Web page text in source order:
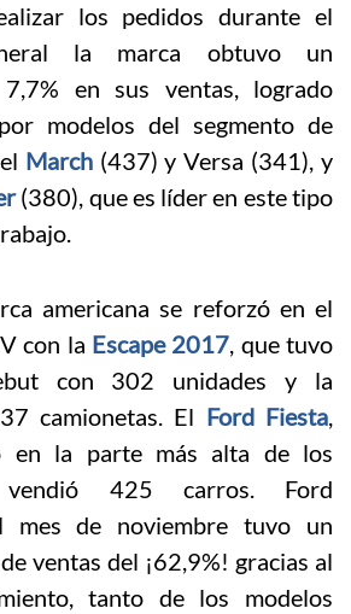
los pedidos durante el
la marca obtuvo un
en sus ventas, logrado
modelos del segmento de
March(437) y Versa (341), y
(380), que es líder en este tipo
americana se reforzó en el
con la Escape 2017, que tuvo
con 302 unidades y la
camionetas. El Ford Fiesta,
en la parte más alta de los
vendió 425 carros. Ford
mes de noviembre tuvo un
ventas del ¡62,9%! gracias al
tanto de los modelos